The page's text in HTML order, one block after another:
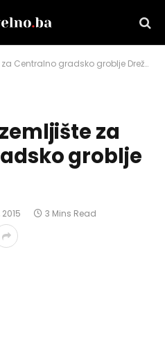
Centralno gradsko groblje Drežnik
za
groblje
3 Mins Read